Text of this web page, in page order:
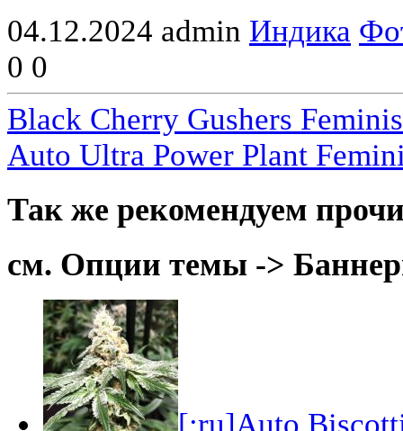
04.12.2024 admin Индика
0 0
Black Cherry Gushers
Auto Ultra Power Plant
Так же рекомендуем
см. Опции темы ->